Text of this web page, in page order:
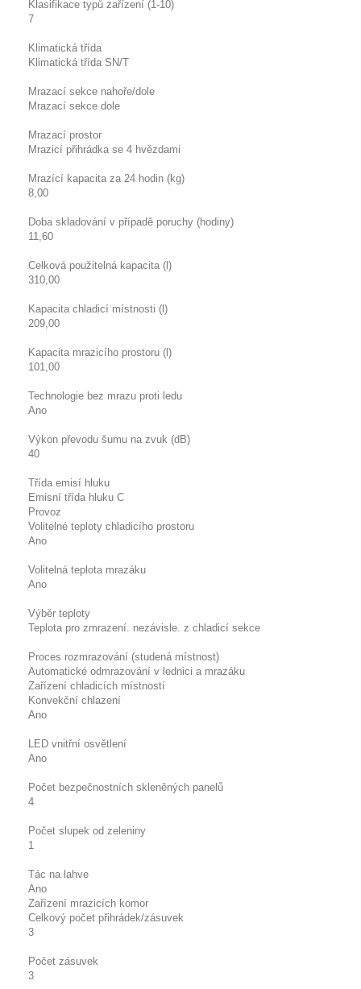
Klasifikace typů zařízení (1-10)
7
Klimatická třída
Klimatická třída SN/T
Mrazací sekce nahoře/dole
Mrazací sekce dole
Mrazací prostor
Mrazicí přihrádka se 4 hvězdami
Mrazící kapacita za 24 hodin (kg)
8,00
Doba skladování v případě poruchy (hodiny)
11,60
Celková použitelná kapacita (l)
310,00
Kapacita chladicí místnosti (l)
209,00
Kapacita mrazicího prostoru (l)
101,00
Technologie bez mrazu proti ledu
Ano
Výkon převodu šumu na zvuk (dB)
40
Třída emisí hluku
Emisní třída hluku C
Provoz
Volitelné teploty chladicího prostoru
Ano
Volitelná teplota mrazáku
Ano
Výběr teploty
Teplota pro zmrazení. nezávisle. z chladicí sekce
Proces rozmrazování (studená místnost)
Automatické odmrazování v lednici a mrazáku
Zařízení chladicích místností
Konvekční chlazení
Ano
LED vnitřní osvětlení
Ano
Počet bezpečnostních skleněných panelů
4
Počet slupek od zeleniny
1
Tác na lahve
Ano
Zařízení mrazicích komor
Celkový počet přihrádek/zásuvek
3
Počet zásuvek
3